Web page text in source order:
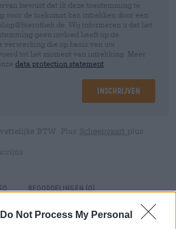
Do Not Process My Personal
bewust dat ik deze toestemming te
voor de toekomst kan intrekken door een
Wij informeren u dat het
geen invloed heeft op de
verwerking die op basis van uw
tot het moment van intrekking. Meer
data protection statement
Inschrijven
BTW. Plus Scheepvaart plus
Beoordelingen (0)